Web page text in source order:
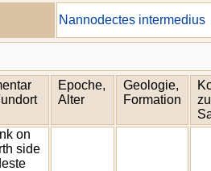
Nannodectes intermedius
Epoche,
Alter
Geologie,
Formation
on
side